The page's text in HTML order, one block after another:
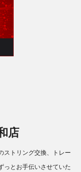
店
ストリング交換、トレー
っとお手伝いさせていた